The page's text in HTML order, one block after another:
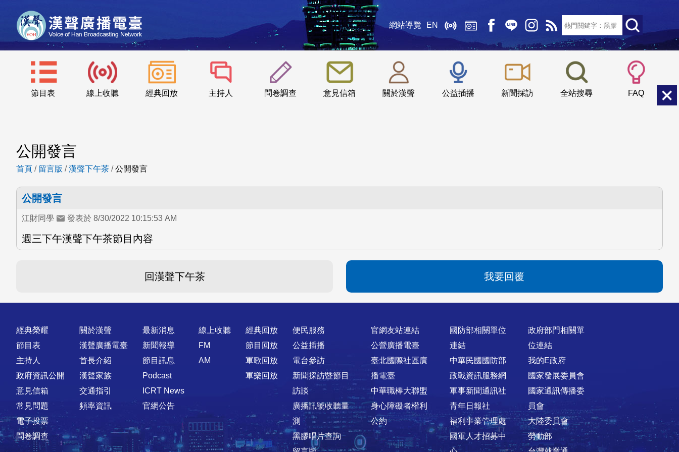
網站導覽 EN
節目表 線上收聽 經典回放 主持人 問卷調查 意見信箱 關於漢聲 公益插播 新聞採訪 全站搜尋 FAQ
::: 小 中
公開發言
首頁 / 留言版 /漢聲下午茶 /公開發言
公開發言
江財同學 發表於 8/30/2022 10:15:53 AM
週三下午漢聲下午茶節目內容
回漢聲下午茶 我要回覆
快速連結
經典榮耀
節目表
主持人
政府資訊公開
意見信箱
常見問題
電子投票
問卷調查
關於漢聲
漢聲廣播電臺
首長介紹
漢聲家族
交通指引
頻率資訊
最新消息
新聞報導
節目訊息
Podcast
ICRT News
官網公告
線上收聽
FM
AM
經典回放
節目回放
軍歌回放
軍樂回放
便民服務
公益插播
電台參訪
新聞採訪暨節目
訪談
廣播訊號收聽量
測
黑膠唱片查詢
官網友站連結
公營廣播電臺
臺北國際社區廣
播電臺
中華職棒大聯盟
身心障礙者權利
公約
國防部相關單位
連結
中華民國國防部
政戰資訊服務網
軍事新聞通訊社
青年日報社
福利事業管理處
國軍人才招募中
政府部門相關單
位連結
我的E政府
國家發展委員會
國家通訊傳播委
員會
大陸委員會
勞動部